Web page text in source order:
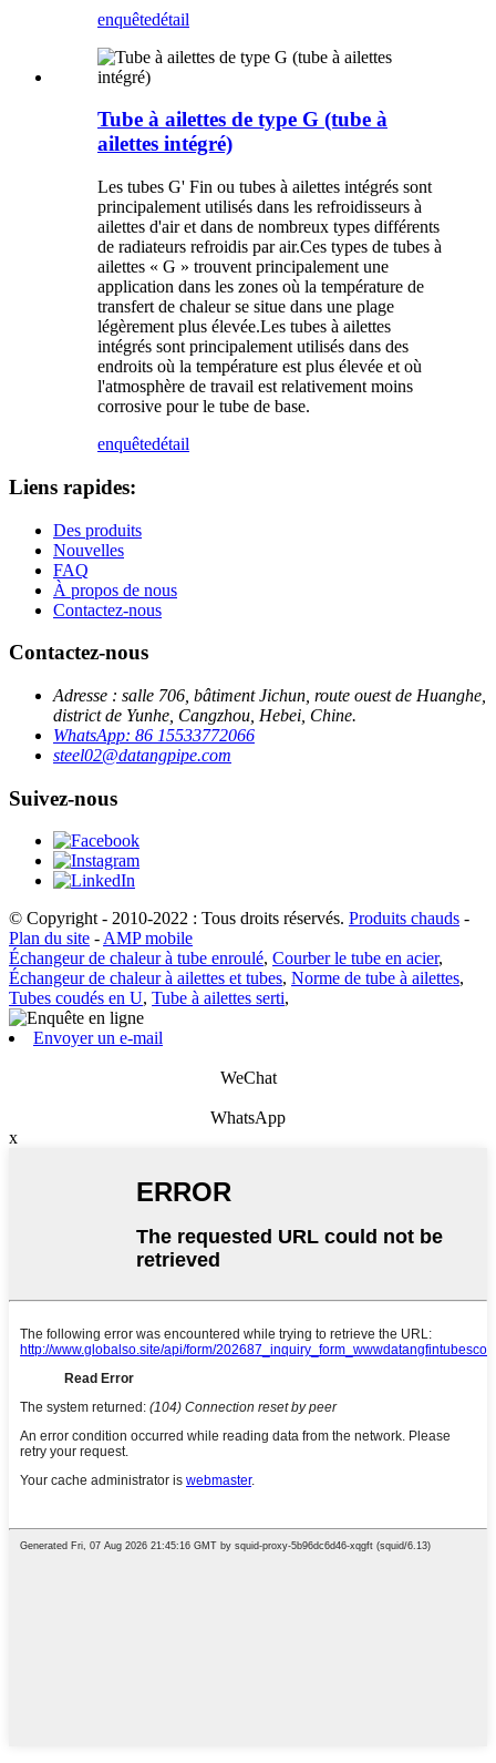
enquêtedétail
Tube à ailettes de type G (tube à
ailettes intégré)
Les tubes G' Fin ou tubes à ailettes intégrés sont
principalement utilisés dans les refroidisseurs à
ailettes d'air et dans de nombreux types différents
de radiateurs refroidis par air.Ces types de tubes à
ailettes « G » trouvent principalement une
application dans les zones où la température de
transfert de chaleur se situe dans une plage
légèrement plus élevée.Les tubes à ailettes
intégrés sont principalement utilisés dans des
endroits où la température est plus élevée et où
l'atmosphère de travail est relativement moins
corrosive pour le tube de base.
enquêtedétail
Liens rapides:
Des produits
Nouvelles
FAQ
À propos de nous
Contactez-nous
Contactez-nous
Adresse : salle 706, bâtiment Jichun, route ouest de Huanghe,
district de Yunhe, Cangzhou, Hebei, Chine.
WhatsApp: 86 15533772066
steel02@datangpipe.com
Suivez-nous
© Copyright - 2010-2022 : Tous droits réservés. Produits chauds -
Plan du site -AMP mobile
Échangeur de chaleur à tube enroulé, Courber le tube en acier,
Échangeur de chaleur à ailettes et tubes, Norme de tube à ailettes,
Tubes coudés en U, Tube à ailettes serti,
Envoyer un e-mail
WeChat
WhatsApp
x